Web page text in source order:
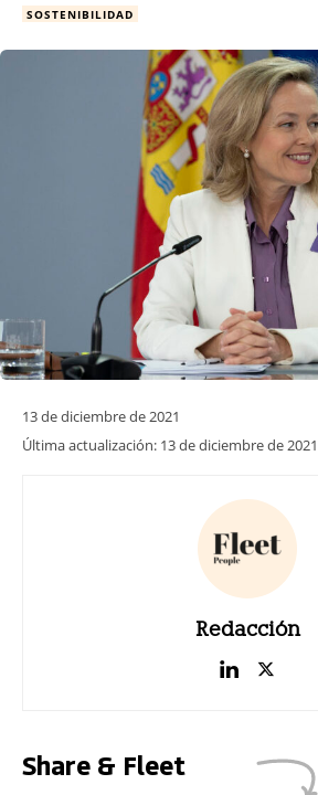
SOSTENIBILIDAD
13 de diciembre de 2021
Última actualización: 13 de diciembre de 2021
Redacción
Share & Fleet